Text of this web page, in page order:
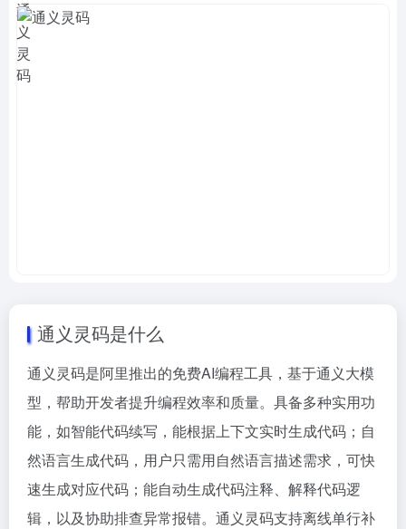
通义灵码是什么
通义灵码是阿里推出的免费AI编程工具，基于通义大模
型，帮助开发者提升编程效率和质量。具备多种实用功
能，如智能代码续写，能根据上下文实时生成代码；自
然语言生成代码，用户只需用自然语言描述需求，可快
速生成对应代码；能自动生成代码注释、解释代码逻
辑，以及协助排查异常报错。通义灵码支持离线单行补